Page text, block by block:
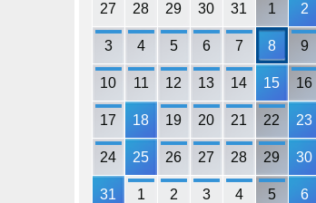
27 28 29 30 31 1 2
3 4 5 6 7 8 9
10 11 12 13 14 15 16
17 18 19 20 21 22 23
24 25 26 27 28 29 30
31 1 2 3 4 5 6